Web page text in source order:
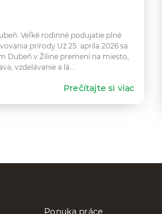
Veľké rodinné podujatie plné
prírody Už 25. apríla 2026 sa
Dubeň v Žiline premení na miesto,
vzdelávanie a lá...
Prečítajte si viac
Ponuka práce